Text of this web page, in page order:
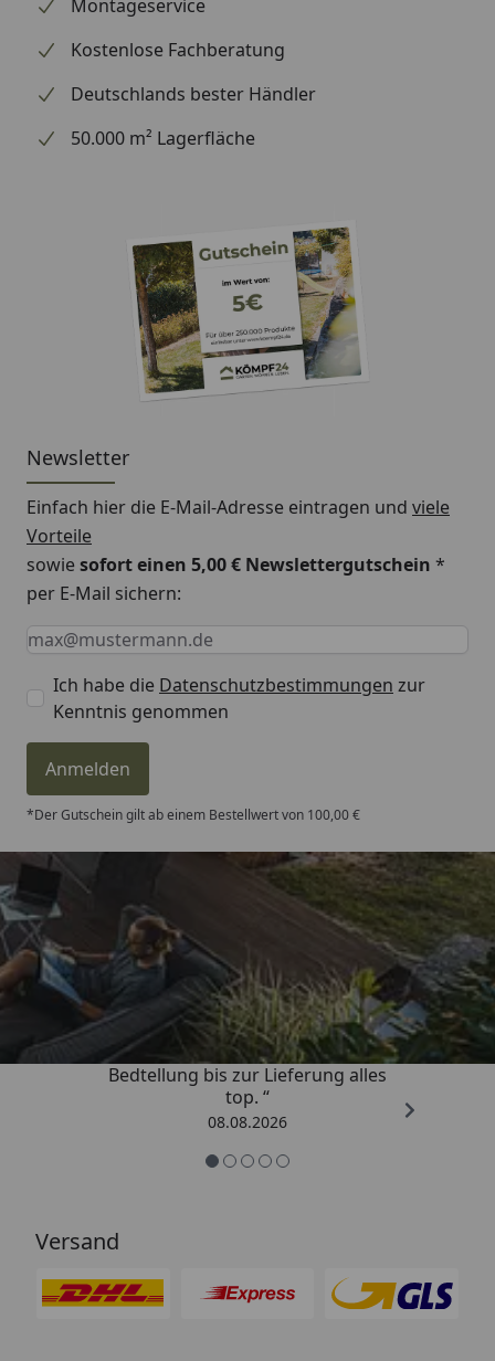
Informationen zu dem Ersatzteil geben. Es dient
lediglich dem Austausch des defekten oder fehlenden
Montageservice
Kostenlose Fachberatung
Deutschlands bester Händler
50.000 m² Lagerfläche
Newsletter
Einfach hier die E-Mail-Adresse eintragen und viele
Vorteile
sowiesofort einen 5,00 € Newslettergutschein *
per E-Mail sichern:
Keine Eingabe erforderlich
Eingabe erforderlich
E-Mail *
Ich habe die Datenschutzbestimmungen zur
Kenntnis genommen
Anmelden
*Der Gutschein gilt ab einem Bestellwert von 100,00 €
Trusted Shops
4,81/ 5
„Von der Beschreigung über die
Bedtellung bis zur Lieferung alles
top. “
08.08.2026
Versand